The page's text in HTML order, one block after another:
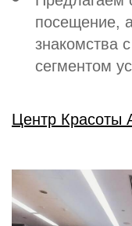
посещение,
знакомства
сегментом
Центр Красоты